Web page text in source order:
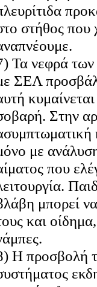
στήθος που
Τα νεφρά των
ΣΕΛ
Στην
με
που
μπορεί
και
Η προσβολή